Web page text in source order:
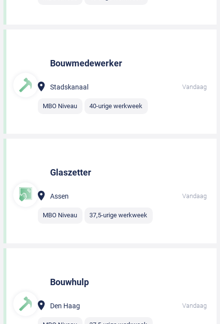
Bouwmedewerker
Stadskanaal Vandaag
MBO Niveau 40-urige werkweek
Glaszetter
Assen Vandaag
MBO Niveau 37,5-urige werkweek
Bouwhulp
Den Haag Vandaag